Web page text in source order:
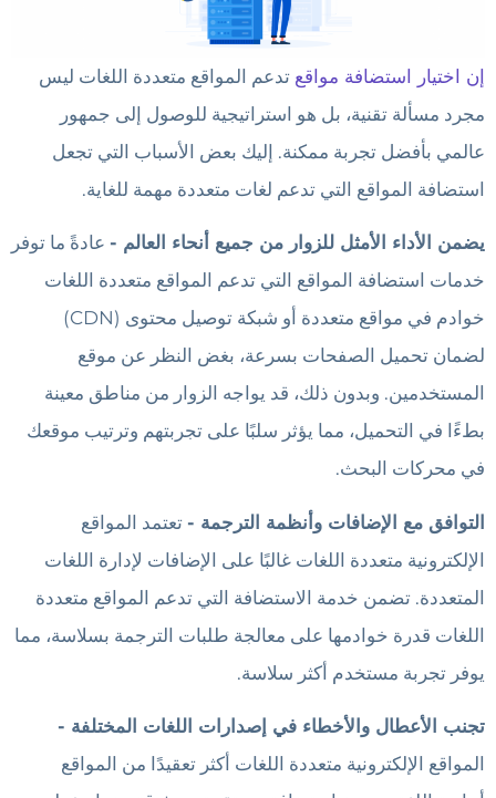
إن اختيار استضافة مواقع تدعم المواقع متعددة اللغات ليس
مجرد مسألة تقنية، بل هو استراتيجية للوصول إلى جمهور
عالمي بأفضل تجربة ممكنة. إليك بعض الأسباب التي تجعل
استضافة المواقع التي تدعم لغات متعددة مهمة للغاية.
يضمن الأداء الأمثل للزوار من جميع أنحاء العالم - عادةً ما توفر
خدمات استضافة المواقع التي تدعم المواقع متعددة اللغات
خوادم في مواقع متعددة أو شبكة توصيل محتوى (CDN)
لضمان تحميل الصفحات بسرعة، بغض النظر عن موقع
المستخدمين. وبدون ذلك، قد يواجه الزوار من مناطق معينة
بطءًا في التحميل، مما يؤثر سلبًا على تجربتهم وترتيب موقعك
في محركات البحث.
التوافق مع الإضافات وأنظمة الترجمة - تعتمد المواقع
الإلكترونية متعددة اللغات غالبًا على الإضافات لإدارة اللغات
المتعددة. تضمن خدمة الاستضافة التي تدعم المواقع متعددة
اللغات قدرة خوادمها على معالجة طلبات الترجمة بسلاسة، مما
يوفر تجربة مستخدم أكثر سلاسة.
تجنب الأعطال والأخطاء في إصدارات اللغات المختلفة -
المواقع الإلكترونية متعددة اللغات أكثر تعقيدًا من المواقع